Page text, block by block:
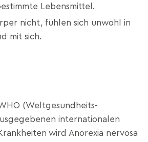
Lebensmittel.
nicht, fühlen sich unwohl in
mit sich.
(Weltgesundheits­
internationalen
wird Anorexia nervosa